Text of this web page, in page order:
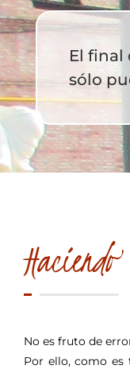
El final
sólo
No es fruto de
Por ello, como es